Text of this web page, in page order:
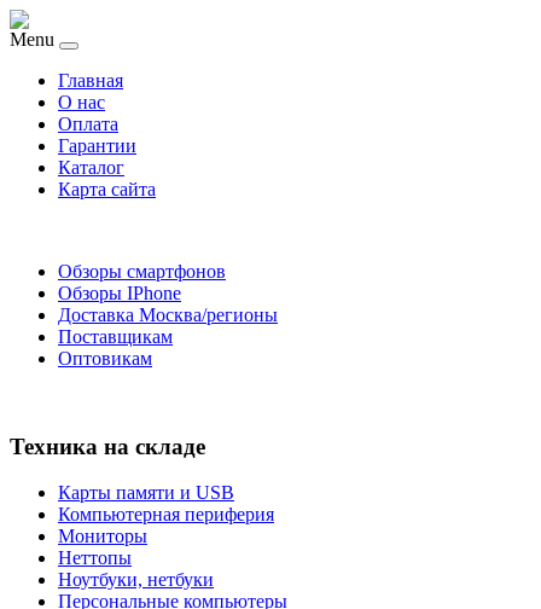
Menu
Главная
O нас
Оплата
Гарантии
Каталог
Карта сайта
Обзоры смартфонов
Обзоры IPhone
Доставка Москва/регионы
Поставщикам
Оптовикам
Техника на складе
Карты памяти и USB
Компьютерная периферия
Мониторы
Неттопы
Ноутбуки, нетбуки
Персональные компьютеры